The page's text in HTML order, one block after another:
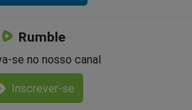
Rumble
se no nosso canal
Inscrever-se